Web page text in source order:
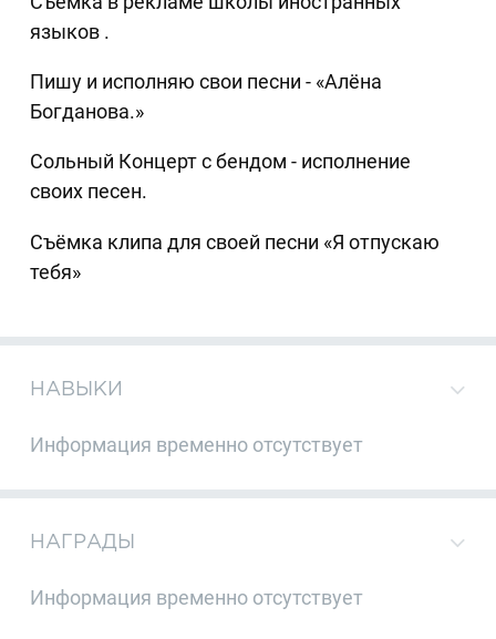
языков .
Пишу и исполняю свои песни - «Алёна
Богданова.»
Сольный Концерт с бендом - исполнение
своих песен.
Съёмка клипа для своей песни «Я отпускаю
тебя»
НАВЫКИ
Информация временно отсутствует
НАГРАДЫ
Информация временно отсутствует